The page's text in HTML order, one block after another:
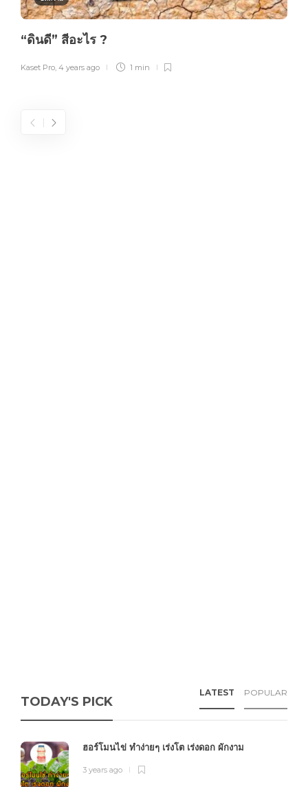
“ดินดี” สีอะไร ?
Kaset Pro, 4 years ago 1 min
TODAY'S PICK
LATEST POPULAR
ฮอร์โมนไข่ ทำง่ายๆ เร่งโต เร่งดอก ผักงาม
3 years ago